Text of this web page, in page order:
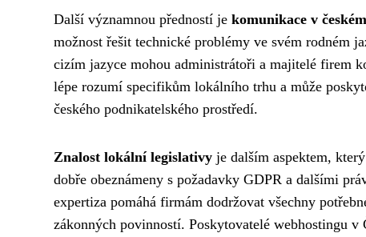
Další významnou předností je komunikace v
možnost řešit technické problémy ve svém rodném
cizím jazyce mohou administrátoři a majitelé firem
lépe rozumí specifikům lokálního trhu a může
českého podnikatelského prostředí.
Znalost lokální legislativy je dalším aspektem,
dobře obeznámeny s požadavky GDPR a dalšími
expertiza pomáhá firmám dodržovat všechny
zákonných povinností. Poskytovatelé webhostingu